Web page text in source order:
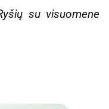
su visuomene